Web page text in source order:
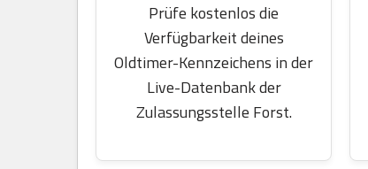
Prüfe kostenlos die
Verfügbarkeit deines
Oldtimer-Kennzeichens in der
Live-Datenbank der
Zulassungsstelle Forst.